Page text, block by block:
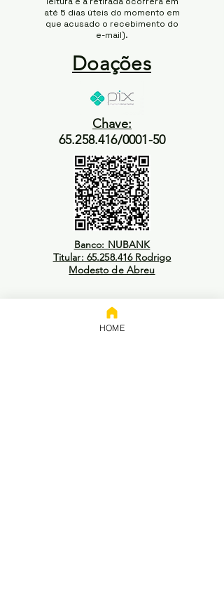
até 5 dias úteis do momento em
que acusado o recebimento do
e-mail).
Doações
Chave:
65.258.416/0001-50
Banco: NUBANK
Titular: 65.258.416 Rodrigo
Modesto de Abreu
HOME